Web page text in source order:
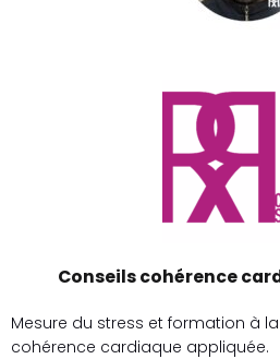
Conseils cohérence
Mesure du stress et formation à
cohérence cardiaque appliquée.